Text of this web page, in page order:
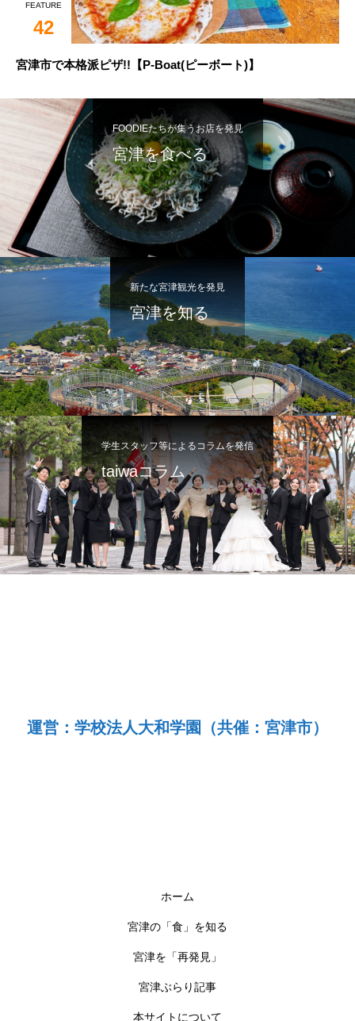
FEATURE
42
宮津市で本格派ピザ!!【P-Boat(ピーボート)】
FOODIEたちが集うお店を発見
宮津を食べる
新たな宮津観光を発見
宮津を知る
学生スタッフ等によるコラムを発信
taiwaコラム
運営：学校法人大和学園（共催：宮津市）
ホーム
宮津の「食」を知る
宮津を「再発見」
宮津ぶらり記事
本サイトについて